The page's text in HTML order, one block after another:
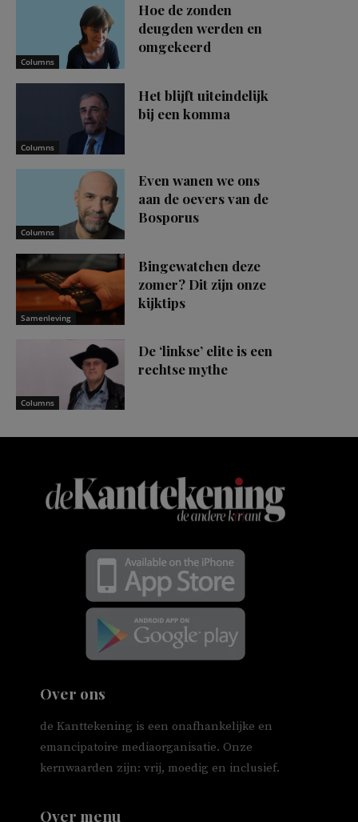
Columns
Hoe de zonden
deugden werden en
omgekeerd
Columns
Het blijft uiteindelijk
bij een komma
Columns
Even wanen we ons
aan de oevers van de
Bosporus
Samenleving
Bingewatchen deze
zomer? Dit zijn onze
kijktips
Columns
De ‘linkse’ elite is een
rechtse mythe
Over ons
de Kanttekening is een onafhankelijke en
emancipatoire mediaorganisatie. Onze
kernwaarden zijn: vrij, moedig en inclusief.
Over menu